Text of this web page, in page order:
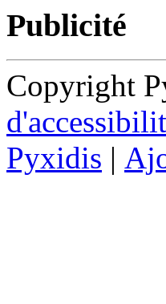
Publicité
Copyright
Pyxidis |